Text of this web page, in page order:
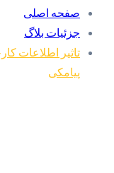
صفحه اصلی
جزئیات بلاگ
تاثیر اطلاعات
پیامکی